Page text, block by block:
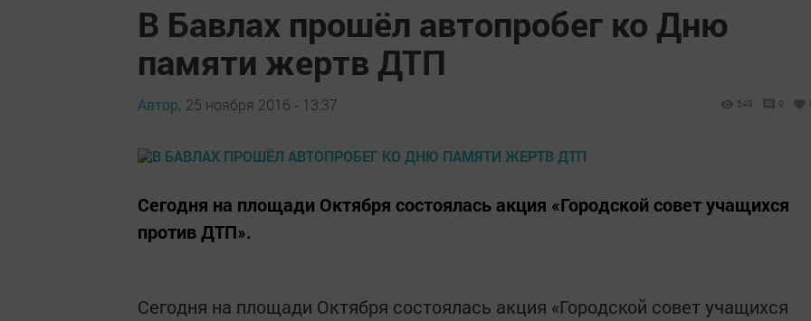
В Бавлах прошёл автопробег ко Дню
памяти жертв ДТП
Автор, 25 ноября 2016 - 13:37 549 0
Сегодня на площади Октября состоялась акция «Городской совет учащихся
против ДТП».
Сегодня на площади Октября состоялась акция «Городской совет учащихся